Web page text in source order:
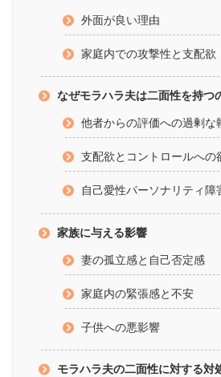
外面が良い理由
家庭内での攻撃性と支配欲
なぜモラハラ夫は二面性を持つ
他者からの評価への過剰な
支配欲とコントロールへの
自己愛性パーソナリティ障
家族に与える影響
妻の孤立感と自己否定感
家庭内の緊張感と不安
子供への悪影響
モラハラ夫の二面性に対する対